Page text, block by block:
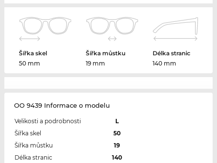
Šířka skel
50 mm
Šířka můstku
19 mm
Délka stranic
140 mm
OO 9439 Informace o modelu
Velikosti a podrobnosti
L
Šířka skel
50
Šířka můstku
19
Délka stranic
140